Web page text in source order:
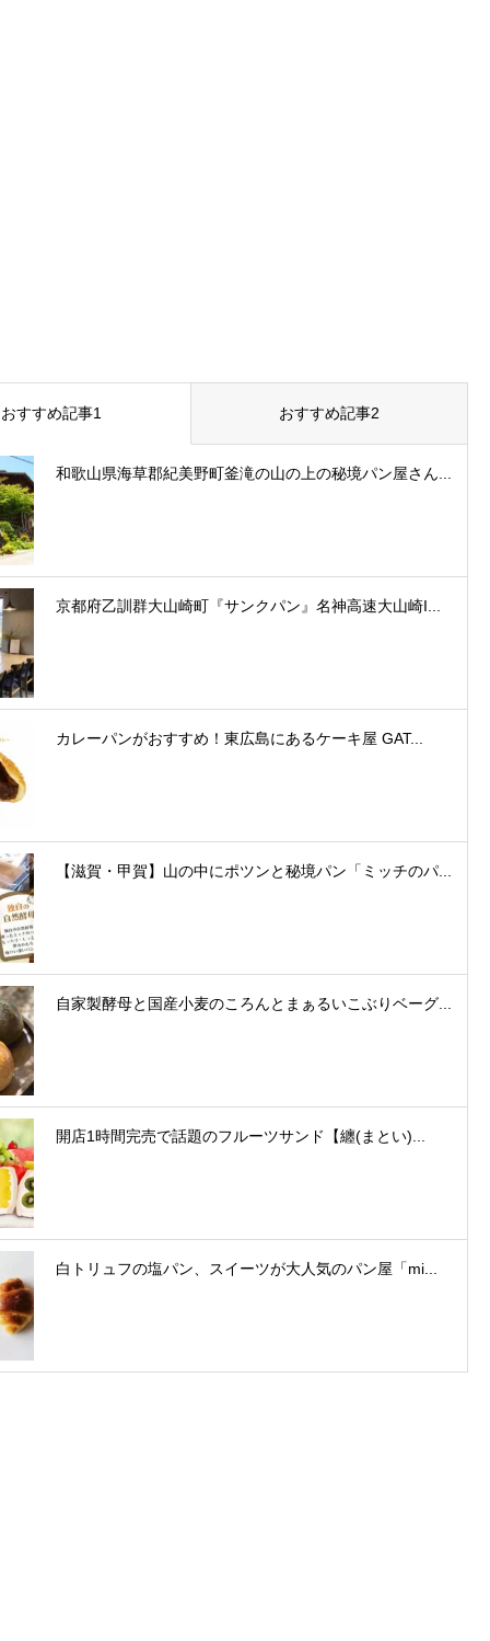
おすすめ記事1 おすすめ記事2
和歌山県海草郡紀美野町釜滝の山の上の秘境パン屋さん...
京都府乙訓群大山崎町『サンクパン』名神高速大山崎I...
カレーパンがおすすめ！東広島にあるケーキ屋 GAT...
【滋賀・甲賀】山の中にポツンと秘境パン「ミッチのパ...
自家製酵母と国産小麦のころんとまぁるいこぶりベーグ...
開店1時間完売で話題のフルーツサンド【纏(まとい)...
白トリュフの塩パン、スイーツが大人気のパン屋「mi...